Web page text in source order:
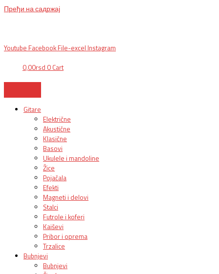
Пређи на садржај
Youtube Facebook File-excel Instagram
0,00rsd 0 Cart
Gitare
Električne
Akustične
Klasične
Basovi
Ukulele i mandoline
Žice
Pojačala
Efekti
Magneti i delovi
Stalci
Futrole i koferi
Kaiševi
Pribor i oprema
Trzalice
Bubnjevi
Bubnjevi